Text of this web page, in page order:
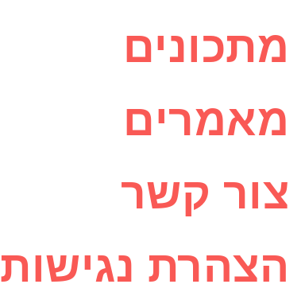
מתכונים
מאמרים
צור קשר
הצהרת נגישות